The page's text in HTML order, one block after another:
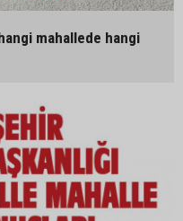
mahallede hangi